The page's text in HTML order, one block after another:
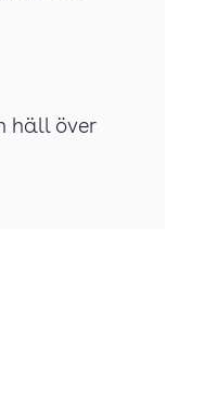
häll över